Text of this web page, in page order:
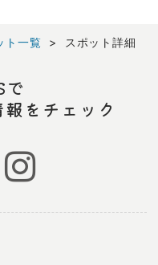
ト一覧 スポット詳細
で
をチェック